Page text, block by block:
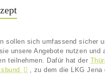
sollen sich umfassend sicher
unsere Angebote nutzen und
teilnehmen. Dafür hat der
, zu dem die LKG Jena